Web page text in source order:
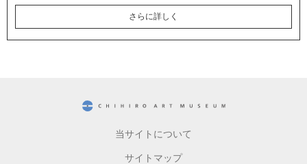
さらに詳しく
当サイトについて
サイトマップ